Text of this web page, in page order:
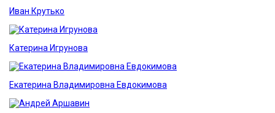
Иван Крутько
Катерина Игрунова
Екатерина Владимировна Евдокимова